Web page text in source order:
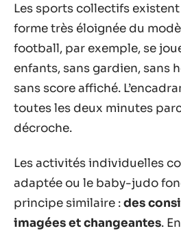
Les sports collectifs existent
forme très éloignée du
football, par exemple, se
enfants, sans gardien, sans
sans score affiché.
toutes les deux minutes
décroche.
Les activités individuelles
adaptée ou le baby-judo
principe similaire :des
imagées et changeantes.